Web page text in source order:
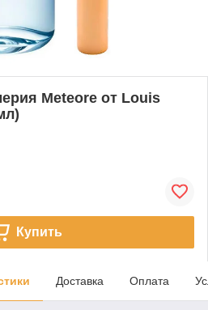
Meteore от Louis
Купить
Доставка Оплата